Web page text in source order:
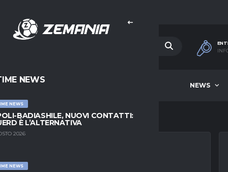
NEWS
NEWS
NEWS
BADIASHILE, NUOVI CONTATTI:
È L’ALTERNATIVA
2026
NEWS